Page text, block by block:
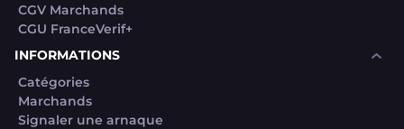
CGV Marchands
CGU FranceVerif+
INFORMATIONS
Catégories
Marchands
Signaler une arnaque